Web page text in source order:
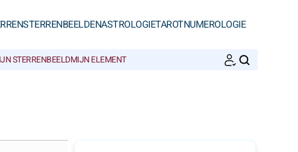
STERRENBEELDENASTROLOGIETAROTNUMEROLOGIE
STERRENBEELDMIJN ELEMENT